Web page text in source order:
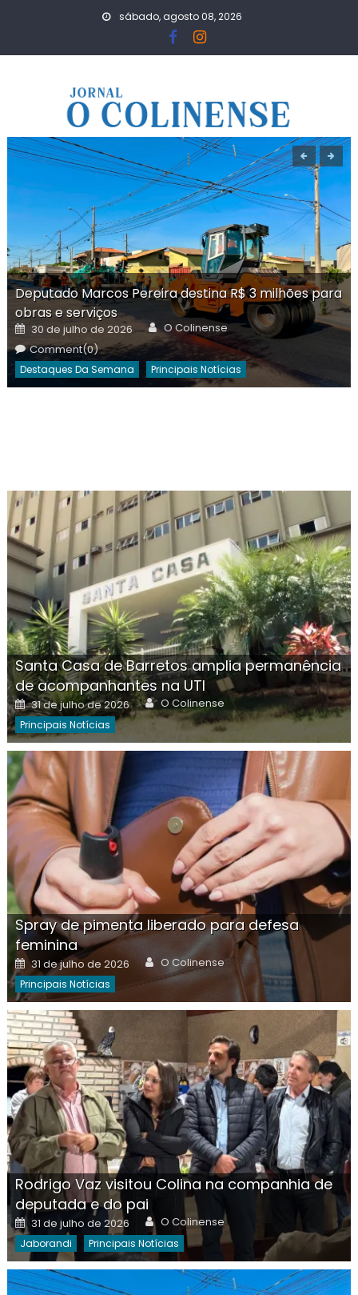
sábado, agosto 08, 2026
Deputado Marcos Pereira destina R$ 3 milhões para
obras e serviços
Posted
on
30 de julho de 2026 Author
O Colinense
Comment(0)
Destaques Da Semana Principais Notícias
Santa Casa de Barretos amplia permanência
de acompanhantes na UTI
Posted
on
31 de julho de 2026 Author
O Colinense
Principais Notícias
Spray de pimenta liberado para defesa
feminina
Posted
on
31 de julho de 2026 Author
O Colinense
Principais Notícias
Rodrigo Vaz visitou Colina na companhia de
deputada e do pai
Posted
on
31 de julho de 2026 Author
O Colinense
Jaborandi Principais Notícias